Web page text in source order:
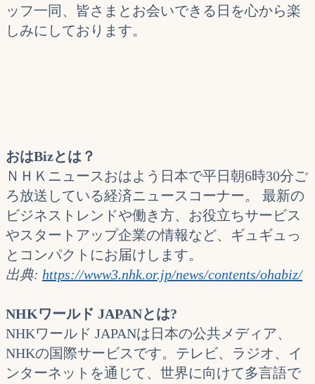
ッフ一同、皆さまとお会いできる日を心から楽
しみにしております。
おはBizとは？
ＮＨＫニュースおはよう日本で平日朝6時30分ご
ろ放送している経済ニュースコーナー。 最新の
ビジネストレンドや働き方、お役立ちサービス
やスタートアップ企業の情報など、ギュギュっ
とコンパクトにお届けします。
出典: https://www3.nhk.or.jp/news/contents/ohabiz/
NHKワールド JAPANとは?
NHKワールド JAPANは日本の公共メディア、
NHKの国際サービスです。テレビ、ラジオ、イ
ンターネットを通じて、世界に向けて多言語で